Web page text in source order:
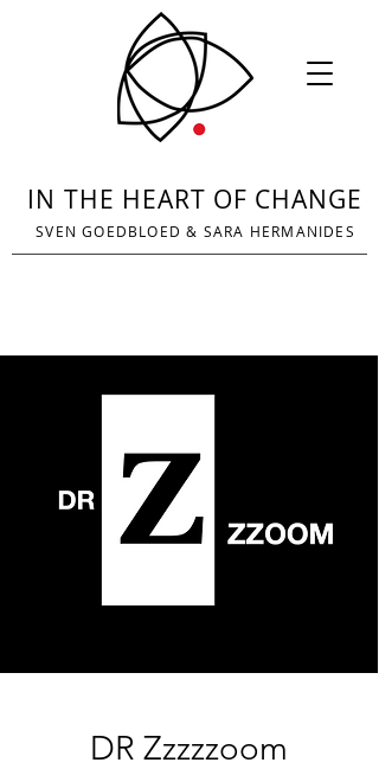
IN THE HEART OF CHANGE
SVEN GOEDBLOED & SARA HERMANIDES
DR Zzzzzoom